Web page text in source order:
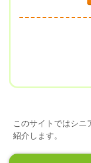
このサイトではシニ
紹介します。